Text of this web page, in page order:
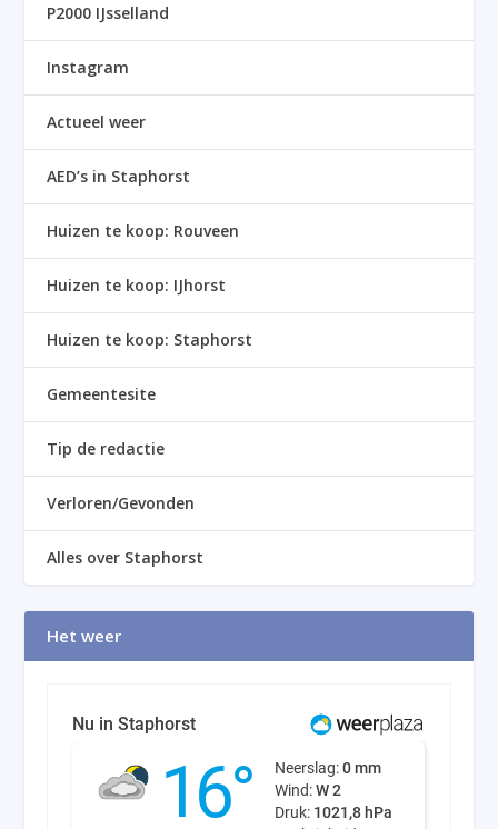
P2000 IJsselland
Instagram
Actueel weer
AED’s in Staphorst
Huizen te koop: Rouveen
Huizen te koop: IJhorst
Huizen te koop: Staphorst
Gemeentesite
Tip de redactie
Verloren/Gevonden
Alles over Staphorst
Het weer